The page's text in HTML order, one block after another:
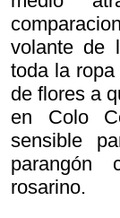
volante de
toda la
de flores a
en Colo
sensible
rosarino.